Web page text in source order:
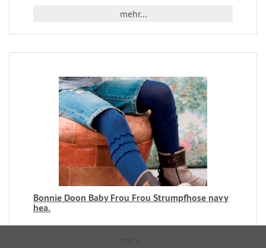
mehr...
Bonnie Doon Baby Frou Frou Strumpfhose navy
hea.